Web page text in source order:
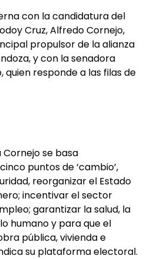
con la candidatura del
Cruz, Alfredo Cornejo,
propulsor de la alianza
y con la senadora
quien responde a las filas de
se basa
puntos de ‘cambio’,
reorganizar el Estado
incentivar el sector
garantizar la salud, la
humano y para que el
pública, vivienda e
su plataforma electoral.